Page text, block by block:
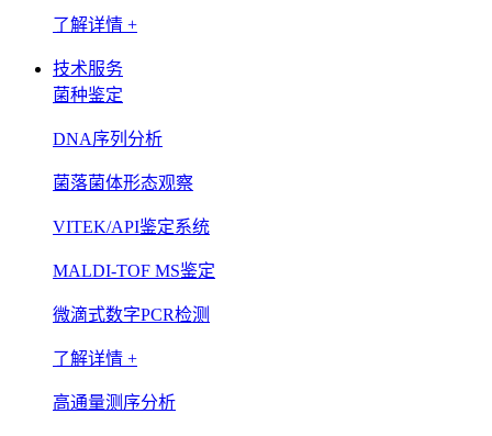
了解详情 +
技术服务
菌种鉴定
DNA序列分析
菌落菌体形态观察
VITEK/API鉴定系统
MALDI-TOF MS鉴定
微滴式数字PCR检测
了解详情 +
高通量测序分析